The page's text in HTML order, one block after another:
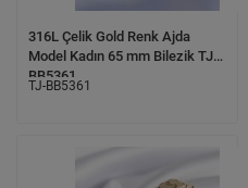
316L Çelik Gold Renk Ajda
Model Kadın 65 mm Bilezik TJ-
BB5361
TJ-BB5361